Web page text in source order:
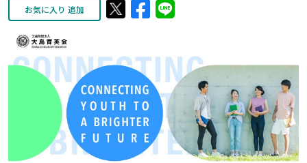
お気に入り 追加